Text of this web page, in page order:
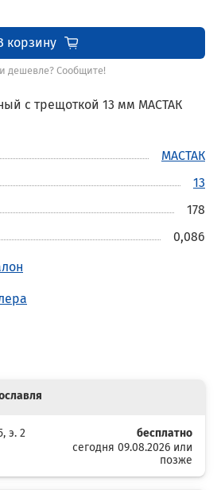
корзину
дешевле? Сообщите!
с трещоткой 13 мм МАСТАК
МАСТАК
13
178
0,086
э. 2
бесплатно
сегодня 09.08.2026 или
позже